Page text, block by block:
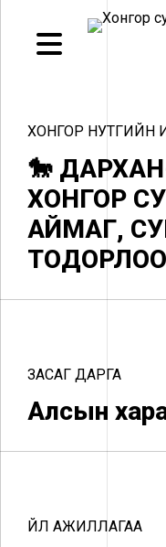
ХОНГОР НУТГИЙН
🐎
ХОНГОР
АЙМАГ,
ТОДОРЛОО
ЗАСАГ ДАРГА
Алсын
ҮЙЛ АЖИЛЛАГАА